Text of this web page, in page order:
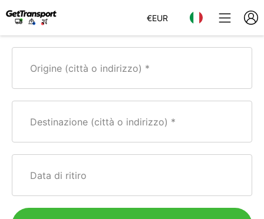
€EUR
Origine (città o indirizzo)
Destinazione (città o indirizzo)
Data di ritiro